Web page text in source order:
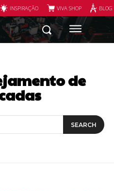
INSPIRAÇÃO VIVA SHOP
de
SEARCH